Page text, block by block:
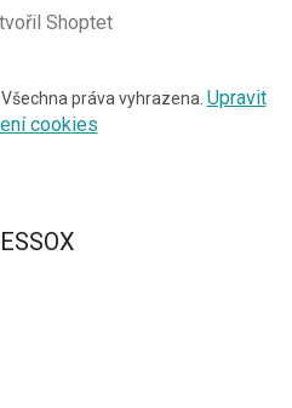
Shoptet
. Všechna práva vyhrazena. Upravit
cookies